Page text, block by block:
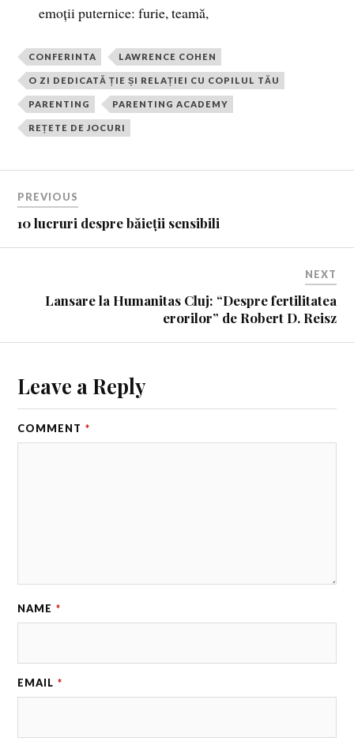
emoții puternice: furie, teamă,
CONFERINTA LAWRENCE COHEN
O ZI DEDICATĂ ȚIE ȘI RELAȚIEI CU COPILUL TĂU
PARENTING PARENTING ACADEMY
REȚETE DE JOCURI
PREVIOUS
10 lucruri despre băieții sensibili
NEXT
Lansare la Humanitas Cluj: “Despre fertilitatea
erorilor” de Robert D. Reisz
Leave a Reply
COMMENT *
NAME *
EMAIL *